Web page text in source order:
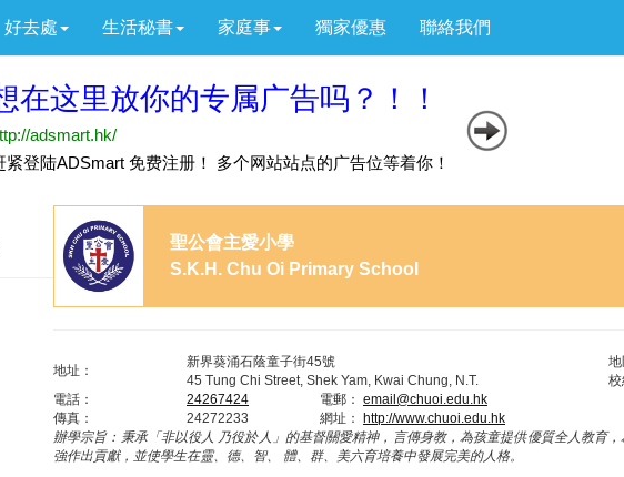
好去處 生活秘書 家庭事 獨家優惠 聯絡我們
聖公會主愛小學
S.K.H. Chu Oi Primary School
地址：
新界葵涌石蔭童子街45號
45 Tung Chi Street, Shek Yam, Kwai Chung, N.T.
地
校
電話：
24267424 電郵： email@chuoi.edu.hk
傳真：
24272233 網址：
http://www.chuoi.edu.hk
辦學宗旨： 秉承「非以役人 乃役於人」的基督關愛精神，言傳身教，為孩童提供優質全人教育
強作出貢獻，並使學生在靈、德、智、 體、群、美六育培養中發展完美的人格。